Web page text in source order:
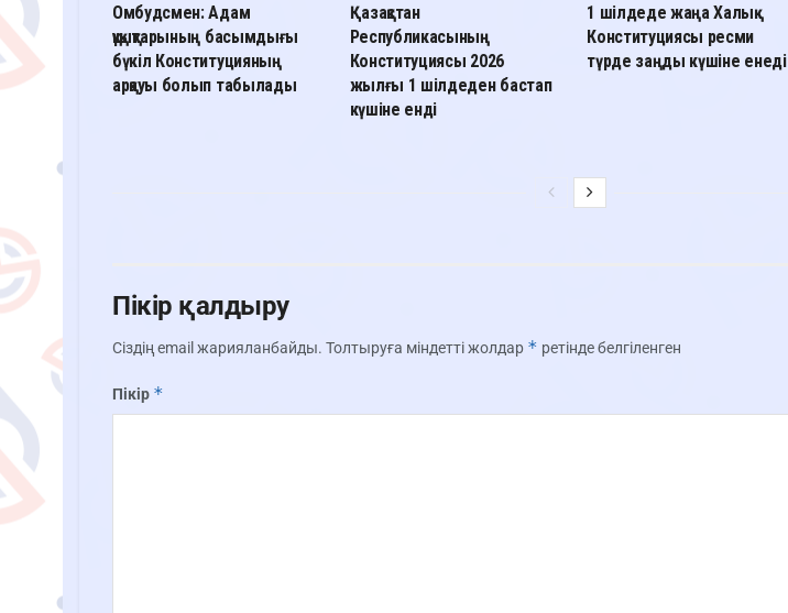
Омбудсмен: Адам
құқықтарының басымдығы
бүкіл Конституцияның
арқауы болып табылады
Қазақстан
Республикасының
Конституциясы 2026
жылғы 1 шілдеден бастап
күшіне енді
1 шілдеде жаңа Халық
Конституциясы ресми
түрде заңды күшіне енеді
Пікір қалдыру
Сіздің email жарияланбайды. Толтыруға міндетті жолдар * ретінде белгіленген
Пікір *